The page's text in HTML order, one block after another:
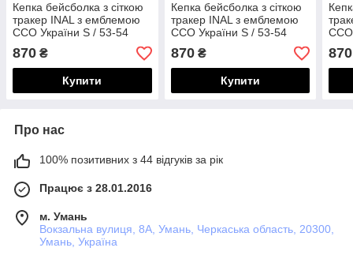
Кепка бейсболка з сіткою
тракер INAL з емблемою
ССО України S / 53-54
Чорний/ Оливковий 81653
870 ₴
Купити
Кепка бейсболка з сіткою
тракер INAL з емблемою
ССО України S / 53-54
Чорний/ Сірий 81753
870₴
Купити
ССО
870
Про нас
100% позитивних з 44 відгуків за рік
Працює з 28.01.2016
м. Умань
Вокзальна вулиця, 8А, Умань, Черкаська область, 20300,
Умань, Україна